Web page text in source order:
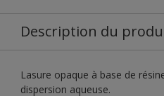
Description du
Lasure opaque à base de
dispersion aqueuse.